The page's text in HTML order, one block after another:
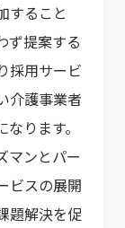
すること
ず提案する
採用サービ
介護事業者
ります。
マンとパー
ビスの展開
題解決を促